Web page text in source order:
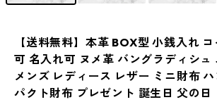
【送料無料】本革 BOX型 小銭入れ
可 名入れ可 ヌメ革 バングラディシュ
メンズ レディース レザー ミニ財布
パクト財布 プレゼント 誕生日 父の日